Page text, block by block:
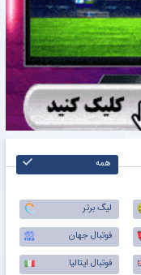
همه
لیگ برتر
فوتبال جهان
فوتبال ایتالیا